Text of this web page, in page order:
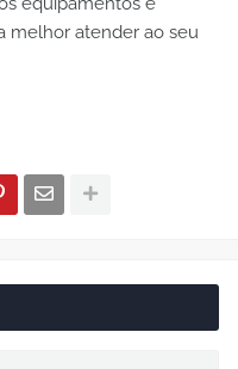
melhor atender ao seu